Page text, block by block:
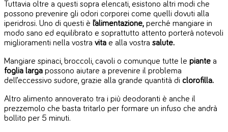
Tuttavia oltre a questi sopra elencati, esistono altri modi che
possono prevenire gli odori corporei come quelli dovuti alla
iperidrosi. Uno di questi è l’alimentazione, perché mangiare in
modo sano ed equilibrato e soprattutto attento porterà notevoli
miglioramenti nella vostra vita e alla vostra salute.
Mangiare spinaci, broccoli, cavoli o comunque tutte le piante a
foglia larga possono aiutare a prevenire il problema
dell’eccessivo sudore, grazie alla grande quantità di clorofilla.
Altro alimento annoverato tra i più deodoranti è anche il
prezzemolo che basta tritarlo per formare un infuso che andrà
bollito per 5 minuti.